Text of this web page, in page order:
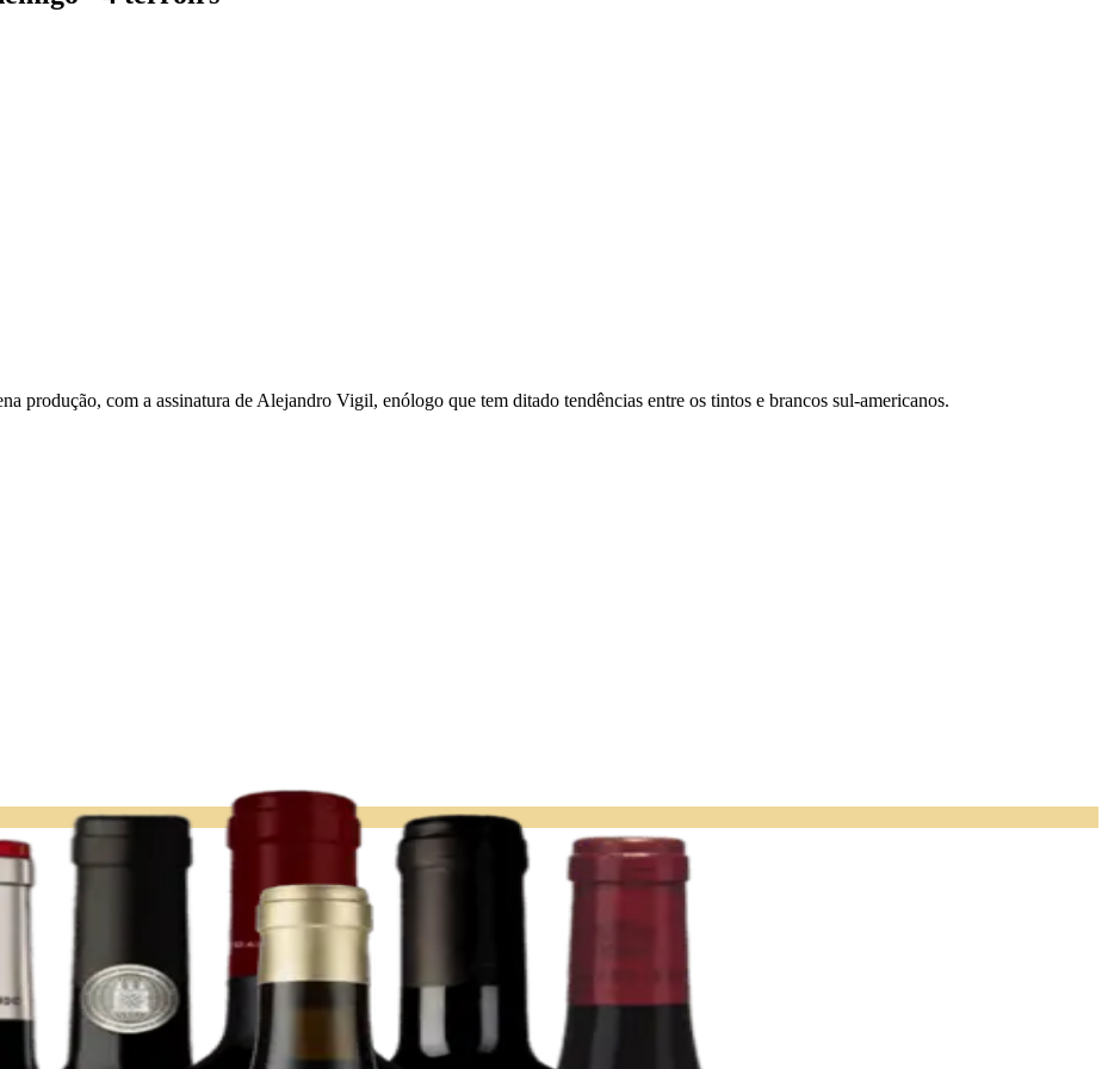
produção, com a assinatura de Alejandro Vigil, enólogo que tem ditado tendências entre os tintos e brancos sul-americanos.